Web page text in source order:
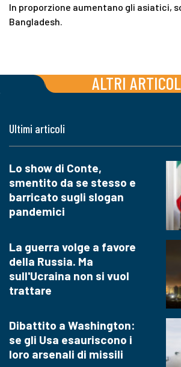
In proporzione aumentano gli asiatici,
Bangladesh.
ALTRI
Ultimi articoli
Lo show di Conte,
smentito da se stesso e
barricato sugli slogan
pandemici
La guerra volge a favore
della Russia. Ma
sull'Ucraina non si vuol
trattare
Dibattito a Washington:
se gli Usa esauriscono i
loro arsenali di missili